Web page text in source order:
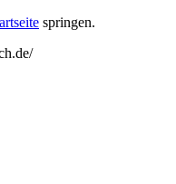
springen.